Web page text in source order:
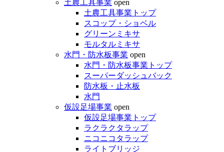
土農工具事業 open
土農工具事業トップ
スコップ・ショベル
グリーンミキサ
モルタルミキサ
水門・防水板事業 open
水門・防水板事業トップ
スーパーダッシュバック
防水板・止水板
水門
仮設足場事業 open
仮設足場事業トップ
ラクラクタラップ
ニコニコタラップ
ライトブリッジ